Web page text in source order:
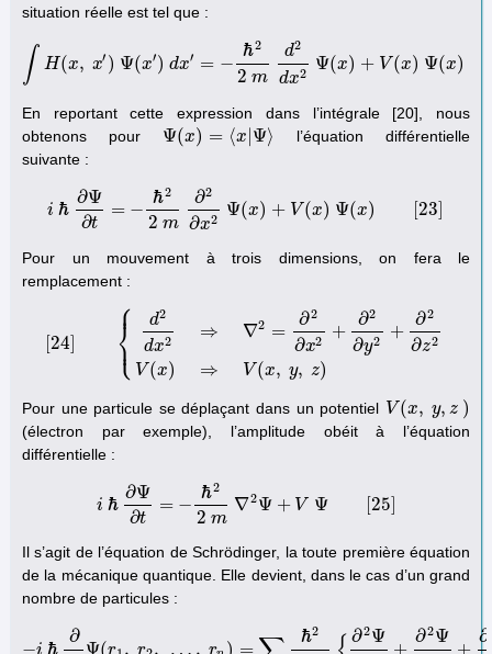
situation réelle est tel que :
∫ H(x, x′ ) Ψ(x′) dx′ = −
ℏ2
2 m
d2
dx2 Ψ(x) + V (x) Ψ(x)
∫H( x, x′) Ψ (x′) dx′=−ℏ22 m d2dx 2 Ψ(x +V (x ) Ψ( x)[22]
En reportant cette expression dans l’intégrale [20], nous
obtenons pour Ψ(x) = ⟨x|Ψ⟩
Ψ(x)= x|Ψ⟩
l’équation différentielle
suivante :
i ℏ
∂Ψ
∂t
= −
ℏ2
2 m
∂2
∂x2 Ψ(x) + V (x) Ψ(x) [23
i ℏ ∂ Ψ∂t=−ℏ2 2 m ∂ 2∂x2 Ψ(x )+ V(x) Ψ(x)[23
Pour un mouvement à trois dimensions, on fera le
remplacement :
24 ⎧
⎩
⎨⎪
⎪
d2
dx2
V (x)
⇒ ∇2 =
∂2
∂x2 +
∂2
∂y2 +
∂2
∂z2
⇒ V(x, y, z)
[ dx ⇒∇2 2∂z2 x ⇒V(x y z)
Pour une particule se déplaçant dans un potentiel V (x, y, z )
V(x, y z )
(électron par exemple), l’amplitude obéit à l’équation
différentielle :
i ℏ
∂Ψ
∂t
= −
ℏ2
2 m
∇2Ψ + V Ψ 25
i ℏ ∂Ψ∂t=−ℏ2 2 m ∇2Ψ +V Ψ
Il s’agit de l’équation de Schrödinger, la toute première équation
de la mécanique quantique. Elle devient, dans le cas d’un grand
nombre de particules :
−i ℏ
∂
Ψ(r , r , … , r ) =
ℏ2 ∂2Ψ
+
∂2Ψ
+
∂